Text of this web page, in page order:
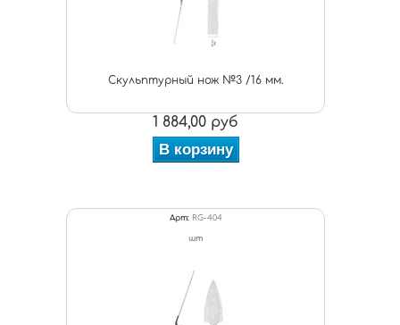
Скульптурный нож №3 /16 мм.
1 884,00 руб
В корзину
Арт: RG-404
шт